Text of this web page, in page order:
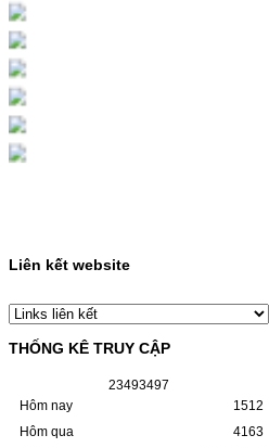
HỘP MỰC MÀU SAMSUNG
CLT-403S CHO DÒNG MÁY
SL-C435/C436
HỘP MỰC MÀU SAMSUNG CLT-403S CHO
DÒNG MÁY SL-C435/C436MÃ HỘP MỰC:-
Samsung CLT-403S- Loại mực: Mực in laser
màuSỬ DỤNG CHO MÁY IN:- Samsung SL-
HỘP MỰC HP 110A
(W1110A) CHO DÒNG MÁY
LBP 243/MF 461DW
HỘP MỰC HP 110A (W1110A) CHO DÒNG
MÁY LBP 243/MF 461DWMÃ HỘP MỰC:-
Mực in laser trắng đenSỬ DỤNG CHO MÁY
Liên kết website
THỐNG KÊ TRUY CẬP
23493497
Hôm nay
Hôm qua
1512
4163